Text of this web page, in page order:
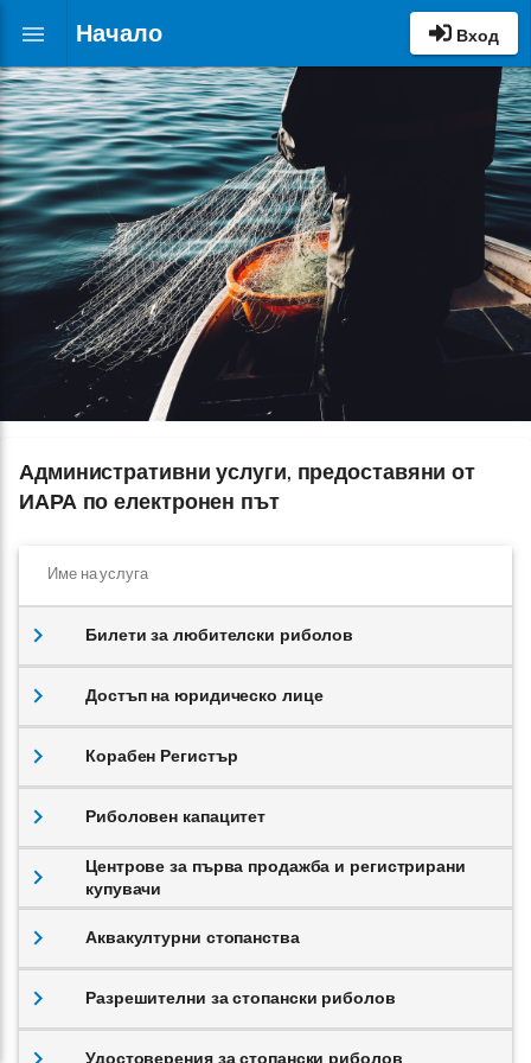
menu Начало Вход
Административни услуги, предоставяни от
ИАРА по електронен път
Име на услуга
Билети за любителски риболов
Достъп на юридическо лице
Корабен Регистър
Риболовен капацитет
Центрове за първа продажба и регистрирани
купувачи
Аквакултурни стопанства
Разрешителни за стопански риболов
Удостоверения за стопански риболов
на
билет
от
сдружения
ИАРА
-
регистрация
на
съществуващи
сдружения
Публичен
Ръководство
употреба